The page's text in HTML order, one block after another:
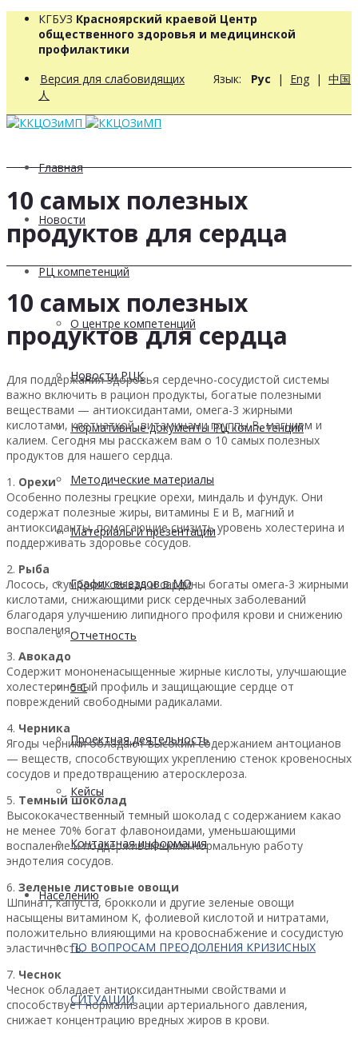
КГБУЗ Красноярский краевой Центр
общественного здоровья и медицинской
профилактики
Версия для слабовидящих Язык: Рус | Eng | 中国
人
Главная
Новости
РЦ компетенций
О центре компетенций
Новости РЦК
Нормативные документы РЦ компетенций
Методические материалы
Материалы и презентации
График выездов в МО
Отчетность
5 С
Проектная деятельность
Кейсы
Контактная информация
Населению
ПО ВОПРОСАМ ПРЕОДОЛЕНИЯ КРИЗИСНЫХ
СИТУАЦИЙ
10 самых полезных
продуктов для сердца
10 самых полезных
продуктов для сердца
Для поддержания здоровья сердечно-сосудистой системы
важно включить в рацион продукты, богатые полезными
веществами — антиоксидантами, омега-3 жирными
кислотами, клетчаткой, витаминами группы B, магнием и
калием. Сегодня мы расскажем вам о 10 самых полезных
продуктов для нашего сердца.
1. Орехи
Особенно полезны грецкие орехи, миндаль и фундук. Они
содержат полезные жиры, витамины E и B, магний и
антиоксиданты, помогающие снизить уровень холестерина и
поддерживать здоровье сосудов.
2. Рыба
Лосось, скумбрия, сельдь и сардины богаты омега-3 жирными
кислотами, снижающими риск сердечных заболеваний
благодаря улучшению липидного профиля крови и снижению
воспаления.
3. Авокадо
Содержит мононенасыщенные жирные кислоты, улучшающие
холестериновый профиль и защищающие сердце от
повреждений свободными радикалами.
4. Черника
Ягоды черники обладают высоким содержанием антоцианов
— веществ, способствующих укреплению стенок кровеносных
сосудов и предотвращению атеросклероза.
5. Темный шоколад
Высококачественный темный шоколад с содержанием какао
не менее 70% богат флавоноидами, уменьшающими
воспаление и поддерживающими нормальную работу
эндотелия сосудов.
6. Зеленые листовые овощи
Шпинат, капуста, брокколи и другие зеленые овощи
насыщены витамином K, фолиевой кислотой и нитратами,
положительно влияющими на кровоснабжение и сосудистую
эластичность.
7. Чеснок
Чеснок обладает антиоксидантными свойствами и
способствует нормализации артериального давления,
снижает концентрацию вредных жиров в крови.